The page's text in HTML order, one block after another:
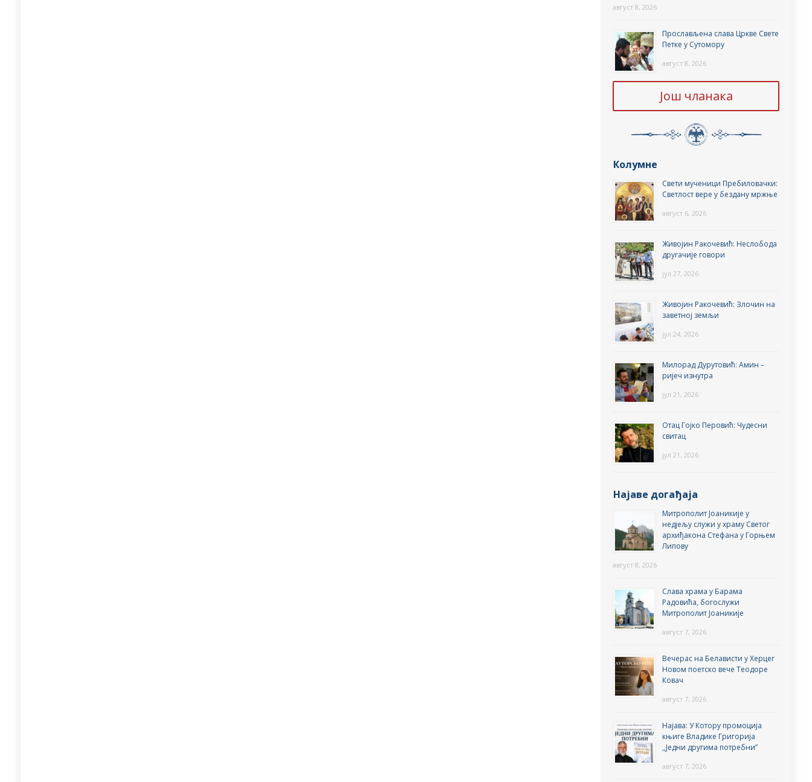
август 8, 2026
Прослављена слава Цркве Свете
Петке у Сутомору
август 8, 2026
Још чланака
Колумне
Свети мученици Пребиловачки:
Светлост вере у бездану мржње
август 6, 2026
Живојин Ракочевић: Неслобода
другачије говори
јул 27, 2026
Живојин Ракочевић: Злочин на
заветној земљи
јул 24, 2026
Милорад Дурутовић: Амин –
ријеч изнутра
јул 21, 2026
Отац Гојко Перовић: Чудесни
свитац
јул 21, 2026
Најаве догађаја
Митрополит Јоаникије у
недјељу служи у храму Светог
архиђакона Стефана у Горњем
Липову
август 8, 2026
Слава храма у Барама
Радовића, богослужи
Митрополит Јоаникије
август 7, 2026
Вечерас на Белависти у Херцег
Новом поетско вече Теодоре
Ковач
август 7, 2026
Најава: У Котору промоција
књиге Владике Григорија
,,Једни другима потребни”
август 7, 2026